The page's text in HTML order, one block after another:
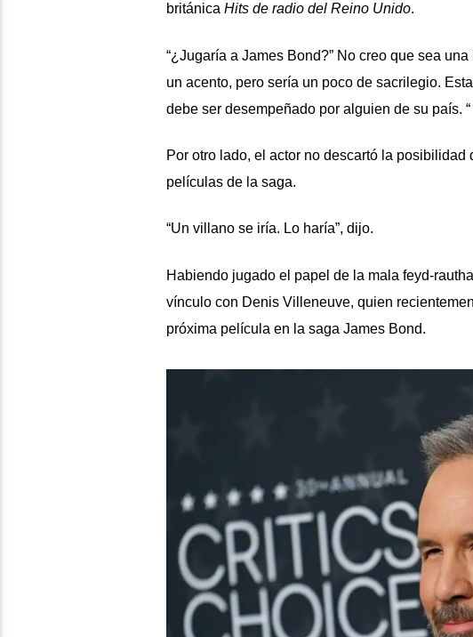
británica Hits de radio del Reino Unido.
“¿Jugaría a James Bond?” No creo que sea
un acento, pero sería un poco de sacrilegio.
debe ser desempeñado por alguien de su país. “
Por otro lado, el actor no descartó la
películas de la saga.
“Un villano se iría. Lo haría”, dijo.
Habiendo jugado el papel de la mala feyd-
vínculo con Denis Villeneuve, quien
próxima película en la saga James Bond.